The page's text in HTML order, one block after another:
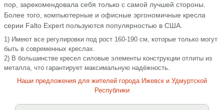
пор, зарекомендовала себя только с самой лучшей стороны.
Более того, компьютерные и офисные эргономичные кресла
серии Falto Expert пользуются популярностью в США.
1) Имеют все регулировки под рост 160-190 см, которые только могут
быть в современных креслах.
2) В большинстве кресел силовые элементы конструкции отлиты из
металла, что гарантирует максимальную надёжность.
Наши предложения для жителей города Ижевск и Удмуртской
Республики